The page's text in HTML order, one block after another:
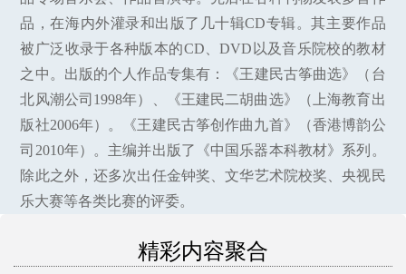
品，在海内外灌录和出版了几十辑CD专辑。其主要作品
被广泛收录于各种版本的CD、DVD以及音乐院校的教材
之中。出版的个人作品专集有：《王建民古筝曲选》（台
北风潮公司1998年）、《王建民二胡曲选》（上海教育出
版社2006年）。《王建民古筝创作曲九首》（香港博韵公
司2010年）。主编并出版了《中国乐器本科教材》系列。
除此之外，还多次出任金钟奖、文华艺术院校奖、央视民
乐大赛等各类比赛的评委。
精彩内容聚合